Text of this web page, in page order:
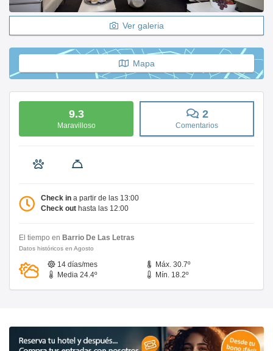
Ver galeria
Mapa
9.3
Maravilloso
2
Comentarios
Check in a partir de las 13:00
Check out hasta las 12:00
El tiempo en Barrio De Las Letras
Datos históricos en Agosto
14 días/mes
Máx. 30.7º
Media 24.4º
Mín. 18.2º